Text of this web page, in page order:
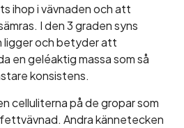
ihop i vävnaden och att
I den 3 graden syns
ligger och betyder att
en geléaktig massa som så
konsistens.
celluliterna på de gropar som
Andra kännetecken